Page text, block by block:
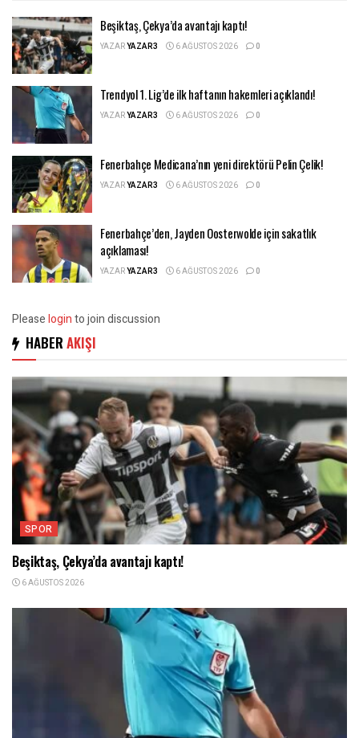
Beşiktaş, Çekya’da avantajı kaptı!
YAZARYAZAR3 6 AĞUSTOS 2026 0
Trendyol 1. Lig’de ilk haftanın hakemleri açıklandı!
YAZARYAZAR3 6 AĞUSTOS 2026 0
Fenerbahçe Medicana’nın yeni direktörü Pelin Çelik!
YAZARYAZAR3 6 AĞUSTOS 2026 0
Fenerbahçe’den, Jayden Oosterwolde için sakatlık
açıklaması!
YAZARYAZAR3 6 AĞUSTOS 2026 0
Pleaseloginto join discussion
HABER AKIŞI
SPOR
Beşiktaş, Çekya’da avantajı kaptı!
6 AĞUSTOS 2026